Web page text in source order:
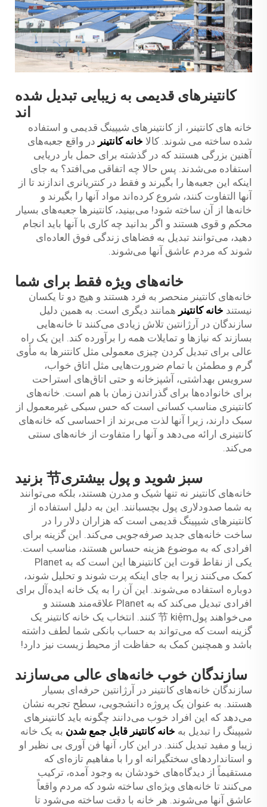
کانتینرهای قدیمی به زیبایی تبدیل شده
اند
خانه های کانتینر، از کانتینرهای شیپینگ قدیمی و استفاده
شده ساخته می شوند. کالا خانه کانتینر در واقع جعبه‌های
آهنین بزرگی هستند که در گذشته برای حمل بار دریایی
استفاده می‌شدند. پس حالا چه اتفاقی می‌افتد؟ به جای
اینکه این جعبه‌ها را بگیرند و فقط در کنتریانری اندازند تا از
آنها التفاوت کنند، شروع کرده‌اند مواد آنها را بگیرند و
خانه‌ها از آن ساخته شود! می‌بینید، کانتینرها جعبه‌های بسیار
محکم و قوی هستند و اگر بدانید چه کاری با آنها باید انجام
دهید، می‌توانند تبدیل به فضاهای زندگی فوق العاده‌ای
شوند که مردم عاشق آنها می‌شوند.
خانه‌های ویژه فقط برای شما
خانه‌های کانتینر منحصر به فرد هستند و هیچ دو تا یکسان
نیستند خانه کانتینر همانند دیگری است. به همین دلیل
سازندگان در آرژانتین تلاش زیادی می‌کنند تا خانه‌هایی
بسازند که نیازها و تمایلات همه را برآورده کند. این یک راه
عالی برای تبدیل کردن چیزی معمولی مثل کانتنرها به مأوی
گرم و مطمئن با تمام ضرورت‌هایی مثل اتاق خواب،
سرویس بهداشتی، آشپزخانه و حتی اتاق‌های استراحت
برای خانواده‌ها برای گذراندن زمان با هم است. خانه‌های
کانتینری مناسب کسانی است که حس سبکی غیرمعمول از
سبک دارند، زیرا آنها لذت می‌برند از احساسی که خانه‌های
کانتینری ارائه می‌دهد و آنها را متفاوت از خانه‌های سنتی
می‌کند.
سبز شوید و پول بیشتری节 بزنید
خانه‌های کانتینر نه تنها شیک و مدرن هستند، بلکه می‌توانند
به شما صدودلاری پول بچسبانند. این به دلیل استفاده از
کانتینرهای شیپینگ قدیمی است که هزاران دلار را در
ساخت خانه‌های جدید صرفه‌جویی می‌کند. این گزینه برای
افرادی که به موضوع هزینه حساس هستند، مناسب است.
یکی از نقاط قوت این کانتینرها این است که به Planet
کمک می‌کنند زیرا به جای اینکه پرت شوند و تحلیل شوند،
دوباره استفاده می‌شوند. این آن را به یک خانه ایده‌آل برای
افرادی تبدیل می‌کند که به Planet علاقه‌مند هستند و
می‌خواهند پول节 kiệm کنند. انتخاب یک خانه کانتینر یک
گزینه است که می‌تواند به حساب بانکی شما لطف داشته
باشد و همچنین کمک به حفاظت از محیط زیست نیز دارد!
سازندگان خوب خانه‌های عالی می‌سازند
سازندگان خانه‌های کانتینر در آرژانتین حرفه‌ای بسیار
هستند. به عنوان یک پروژه دانشجویی، سطح تجربه نشان
می‌دهد که این افراد خوب می‌دانند چگونه باید کانتینرهای
شیپینگ را تبدیل به خانه کانتینر قابل جمع شدن به یک خانه
زیبا و مفید تبدیل کنند. در این کار، آنها فن آوری بی نظیر او
و استانداردهای سختگیرانه او را با مفاهیم تازه‌ای که
مستقیماً از دیدگاه‌های خودشان به وجود آمده، ترکیب
می‌کنند تا خانه‌های ویژه‌ای ساخته شود که مردم واقعاً
عاشق آنها می‌شوند. هر خانه با دقت ساخته می‌شود تا